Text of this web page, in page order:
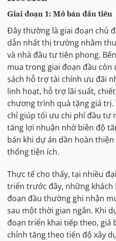
Giai đoạn 1: Mở bán đầu tiên
Đây thường là giai đoạn chủ
dẫn nhất thị trường nhằm
và nhà đầu tư tiên phong.
mua trong giai đoạn đầu
sách hỗ trợ tài chính ưu đãi
linh hoạt, hỗ trợ lãi suất,
chương trình quà tặng giá trị.
chỉ giúp tối ưu chi phí đầu tư
tăng lợi nhuận nhờ biên độ
bán khi dự án dần hoàn
thống tiện ích.
Thực tế cho thấy, tại nhiều
triển trước đây, những khách
đoạn đầu thường ghi nhận
sau một thời gian ngắn. Khi
đoạn triển khai tiếp theo, giá
chỉnh tăng theo tiến độ xây